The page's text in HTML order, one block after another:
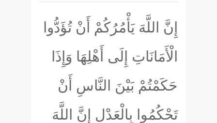
إِنَّ اللَّهَ يَأْمُرُكُمْ أَنْ تُؤَدُّوا
الْأَمَانَاتِ إِلَى أَهْلِهَا وَإِذَا
حَكَمْتُمْ بَيْنَ النَّاسِ أَنْ
تَحْكُمُوا بِالْعَدْلِ إِنَّ اللَّهَ